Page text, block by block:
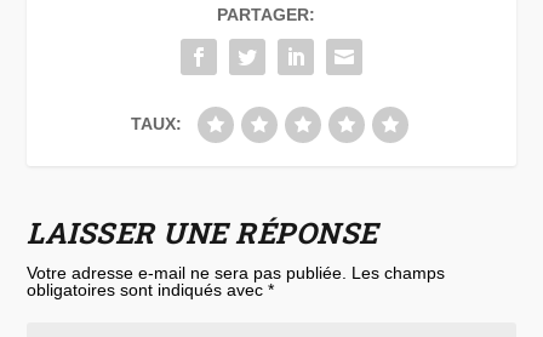
PARTAGER:
TAUX:
LAISSER UNE RÉPONSE
Votre adresse e-mail ne sera pas publiée. Les champs
obligatoires sont indiqués avec*